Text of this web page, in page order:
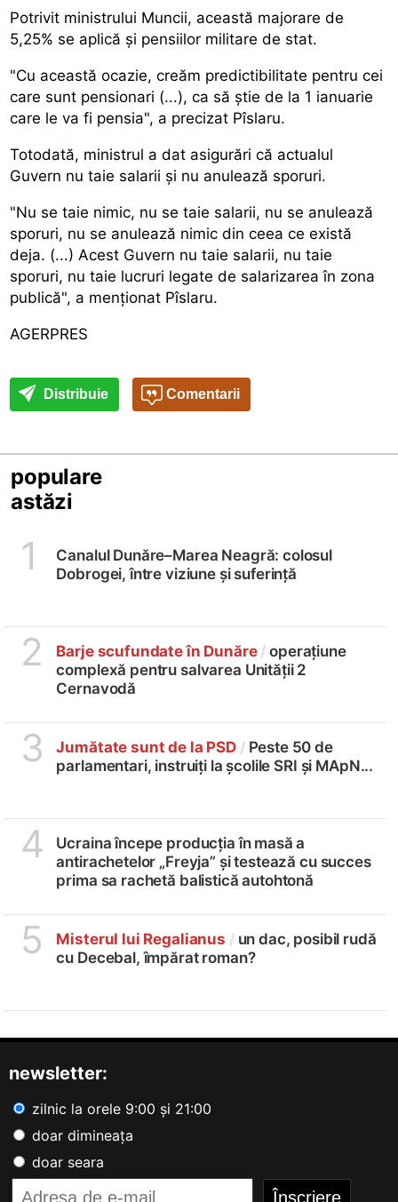
Potrivit ministrului Muncii, această majorare de
5,25% se aplică și pensiilor militare de stat.
"Cu această ocazie, creăm predictibilitate pentru cei
care sunt pensionari (...), ca să știe de la 1 ianuarie
care le va fi pensia", a precizat Pîslaru.
Totodată, ministrul a dat asigurări că actualul
Guvern nu taie salarii și nu anulează sporuri.
"Nu se taie nimic, nu se taie salarii, nu se anulează
sporuri, nu se anulează nimic din ceea ce există
deja. (...) Acest Guvern nu taie salarii, nu taie
sporuri, nu taie lucruri legate de salarizarea în zona
publică", a menționat Pîslaru.
AGERPRES
Distribuie Comentarii
populare
astăzi
1
Canalul Dunăre–Marea Neagră: colosul
Dobrogei, între viziune și suferință
2 Barje scufundate în Dunăre / operațiune
complexă pentru salvarea Unității 2
Cernavodă
3 Jumătate sunt de la PSD / Peste 50 de
parlamentari, instruiți la școlile SRI și MApN...
4
Ucraina începe producția în masă a
antirachetelor „Freyja” și testează cu succes
prima sa rachetă balistică autohtonă
5 Misterul lui Regalianus /un dac, posibil rudă
cu Decebal, împărat roman?
newsletter:
zilnic la orele 9:00 și 21:00
doar dimineața
doar seara